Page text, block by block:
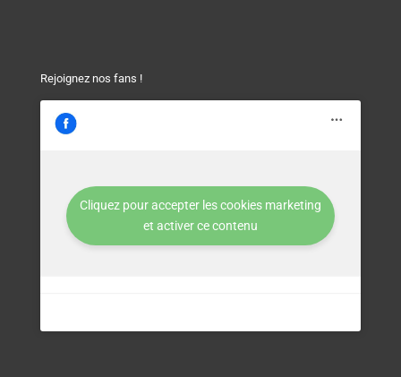
Rejoignez nos fans !
Cliquez pour accepter les cookies marketing
et activer ce contenu